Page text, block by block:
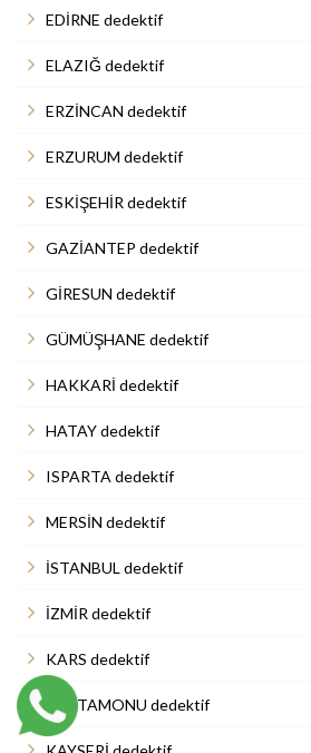
EDİRNE dedektif
ELAZIĞ dedektif
ERZİNCAN dedektif
ERZURUM dedektif
ESKİŞEHİR dedektif
GAZİANTEP dedektif
GİRESUN dedektif
GÜMÜŞHANE dedektif
HAKKARİ dedektif
HATAY dedektif
ISPARTA dedektif
MERSİN dedektif
İSTANBUL dedektif
İZMİR dedektif
KARS dedektif
KASTAMONU dedektif